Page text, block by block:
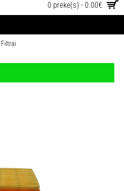
0 prekė(s) - 0.00€
Filtrai